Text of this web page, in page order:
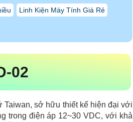
Linh Kiện Máy Tính Giá Rẻ
02
sở hữu thiết kế hiện đại với
trong điện áp 12~30 VDC, với khả